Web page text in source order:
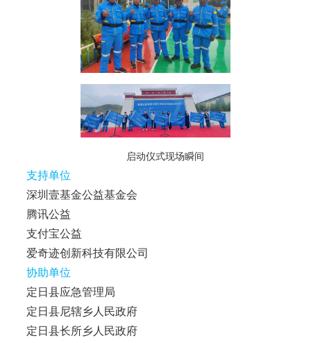
启动仪式现场瞬间
支持单位
深圳壹基金公益基金会
腾讯公益
支付宝公益
爱奇迹创新科技有限公司
协助单位
定日县应急管理局
定日县尼辖乡人民政府
定日县长所乡人民政府